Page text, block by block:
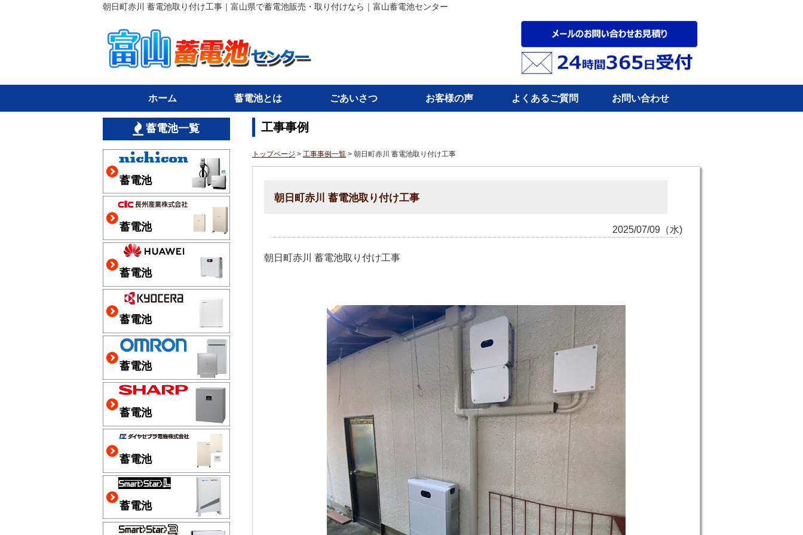
朝日町赤川 蓄電池取り付け工事｜富山県で蓄電池販売・取り付けなら｜富山蓄電池センター
ホーム 蓄電池とは ごあいさつ お客様の声 よくあるご質問 お問い合わせ
工事事例
トップページ > 工事事例一覧 > 朝日町赤川 蓄電池取り付け工事
朝日町赤川 蓄電池取り付け工事
2025/07/09（水)
朝日町赤川 蓄電池取り付け工事
蓄電池一覧
蓄電池
蓄電池
蓄電池
蓄電池
蓄電池
蓄電池
蓄電池
蓄電池